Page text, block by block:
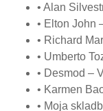
• Alan
• Elton John
• Richard
• Umberto
• Desmod –
• Karmen
• Moja